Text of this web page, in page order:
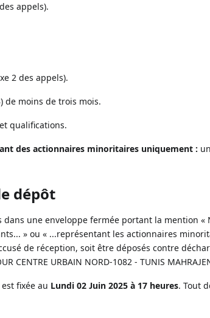
appels).
2 des appels).
de moins de trois mois.
qualifications.
des actionnaires minoritaires uniquement :
dépôt
dans une enveloppe fermée portant la mention
» ou « ...représentant les actionnaires
de réception, soit être déposés contre
CENTRE URBAIN NORD-1082 - TUNIS
fixée au Lundi 02 Juin 2025 à 17 heures. Tout